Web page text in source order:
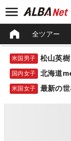
全ツアー
米国男子
国内女子 北海道
米国女子 最新の